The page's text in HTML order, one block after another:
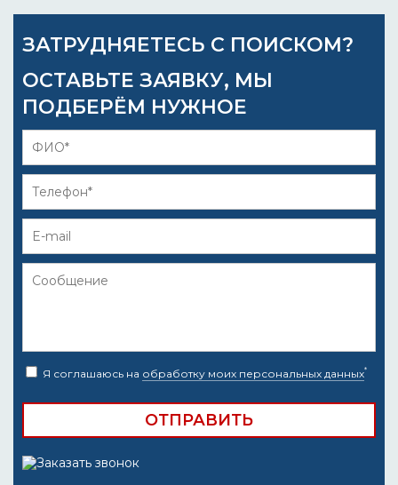
ЗАТРУДНЯЕТЕСЬ С ПОИСКОМ?
ОСТАВЬТЕ ЗАЯВКУ, МЫ
ПОДБЕРЁМ НУЖНОЕ
Я соглашаюсь на обработку моих персональных данных*